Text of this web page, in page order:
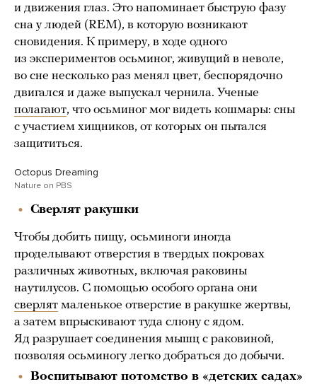
и движения глаз. Это напоминает быструю фазу
сна у людей (REM), в которую возникают
сновидения. К примеру, в ходе одного
из экспериментов осьминог, живущий в неволе,
во сне несколько раз менял цвет, беспорядочно
двигался и даже выпускал чернила. Ученые
полагают, что осьминог мог видеть кошмары: сны
с участием хищников, от которых он пытался
защититься.
Octopus Dreaming
Nature on PBS
Сверлят ракушки
Чтобы добить пищу, осьминоги иногда
проделывают отверстия в твердых покровах
различных животных, включая раковины
наутилусов. С помощью особого органа они
сверлят маленькое отверстие в ракушке жертвы,
а затем впрыскивают туда слюну с ядом.
Яд разрушает соединения мышц с раковиной,
позволяя осьминогу легко добраться до добычи.
Воспитывают потомство в «детских садах»